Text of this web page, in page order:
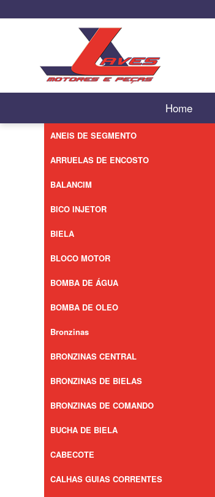
Home
ANEIS DE SEGMENTO
ARRUELAS DE ENCOSTO
BALANCIM
BICO INJETOR
BIELA
BLOCO MOTOR
BOMBA DE ÁGUA
BOMBA DE OLEO
Bronzinas
BRONZINAS CENTRAL
BRONZINAS DE BIELAS
BRONZINAS DE COMANDO
BUCHA DE BIELA
CABECOTE
CALHAS GUIAS CORRENTES